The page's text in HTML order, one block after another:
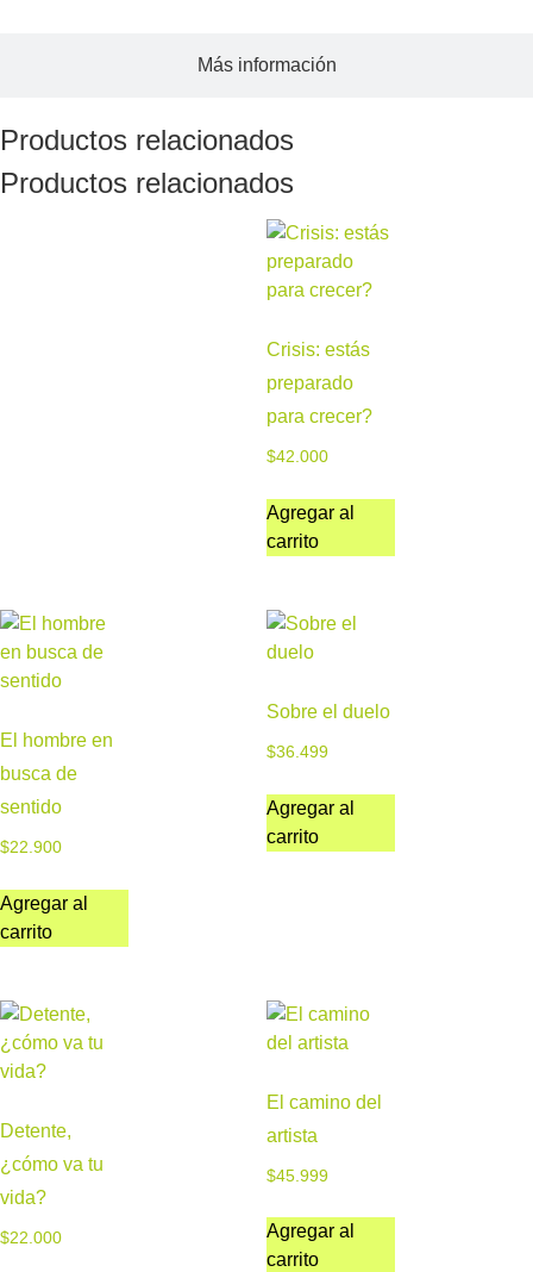
Más información
Productos relacionados
Productos relacionados
Crisis: estás
preparado
para crecer?
$42.000
Agregar al
carrito
El hombre en
busca de
sentido
$22.900
Agregar al
carrito
Sobre el duelo
$36.499
Agregar al
carrito
Detente,
¿cómo va tu
vida?
$22.000
El camino del
artista
$45.999
Agregar al
carrito